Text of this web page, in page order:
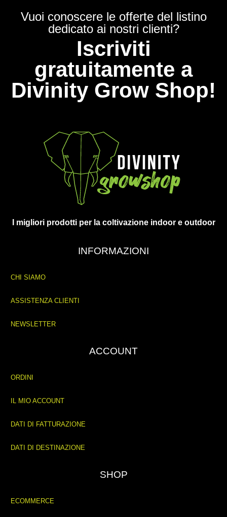
Vuoi conoscere le offerte del listino
dedicato ai nostri clienti?
Iscriviti
gratuitamente a
Divinity Grow Shop!
I migliori prodotti per la coltivazione indoor e outdoor
INFORMAZIONI
CHI SIAMO
ASSISTENZA CLIENTI
NEWSLETTER
ACCOUNT
ORDINI
IL MIO ACCOUNT
DATI DI FATTURAZIONE
DATI DI DESTINAZIONE
SHOP
ECOMMERCE